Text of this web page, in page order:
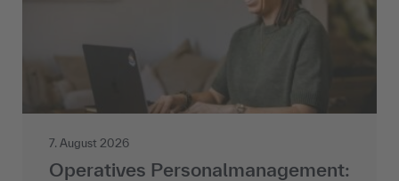
7. August 2026
Operatives Personalmanagement: